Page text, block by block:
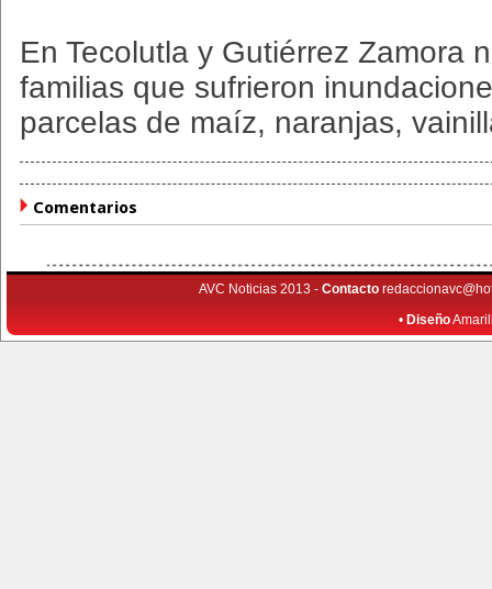
En Tecolutla y Gutiérrez Zamora
familias que sufrieron
parcelas de maíz, naranjas,
Comentarios
AVC Noticias 2013 - Contacto
• Diseño